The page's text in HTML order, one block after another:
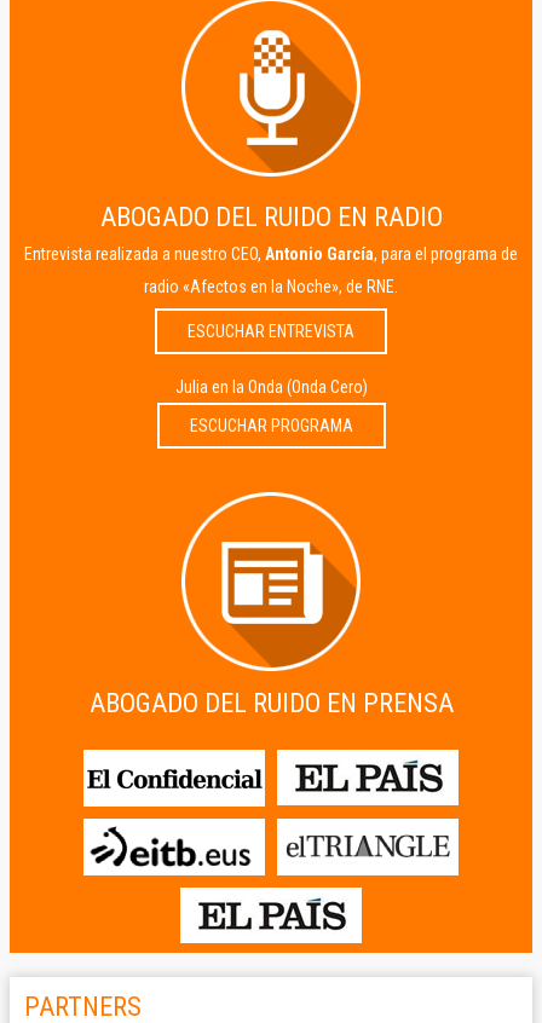
ABOGADO DEL RUIDO EN RADIO
Entrevista realizada a nuestro CEO, Antonio García, para el programa de
radio «Afectos en la Noche», de RNE.
ESCUCHAR ENTREVISTA
Julia en la Onda (Onda Cero)
ESCUCHAR PROGRAMA
ABOGADO DEL RUIDO EN PRENSA
PARTNERS